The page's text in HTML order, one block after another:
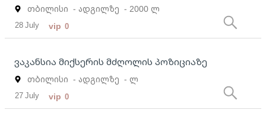
თბილისი - ადგილზე - 2000 ლ
28 July vip 0
ვაკანსია მიქსერის მძღოლის პოზიციაზე
თბილისი - ადგილზე - ლ
27 July vip 0